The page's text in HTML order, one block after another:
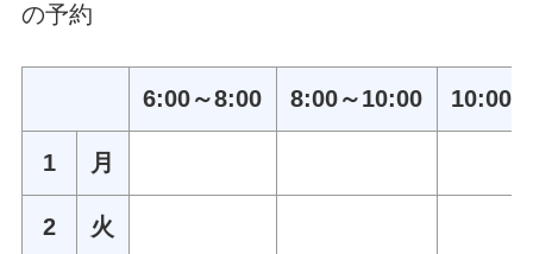
の予約
6:00～8:00 8:00～10:00 10:00
1 月
2 火